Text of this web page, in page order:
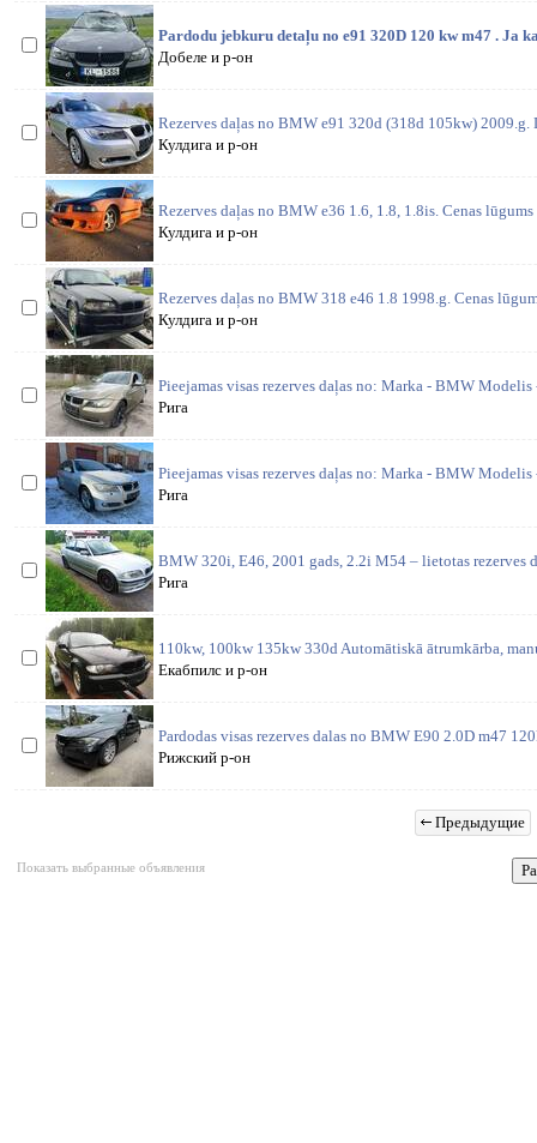
Pardodu jebkuru detaļu no e91 320D 120 kw m47 . Ja
Добеле и р-он
Rezerves daļas no BMW e91 320d (318d 105kw)
Кулдига и р-он
Rezerves daļas no BMW e36 1.6, 1.8, 1.8is. Cenas
Кулдига и р-он
Rezerves daļas no BMW 318 e46 1.8 1998.g. Cenas
Кулдига и р-он
Pieejamas visas rezerves daļas no: Marka - BMW
Рига
Pieejamas visas rezerves daļas no: Marka - BMW
Рига
BMW 320i, E46, 2001 gads, 2.2i M54 – lietotas rezerves
Рига
110kw, 100kw 135kw 330d Automātiskā ātrumkārba,
Екабпилс и р-он
Pardodas visas rezerves dalas no BMW E90 2.0D m47
Рижский р-он
Предыдущие
Показать выбранные объявления